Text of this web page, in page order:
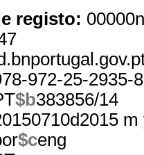
registo:
972-25-2935-8
$b383856/14
$ceng